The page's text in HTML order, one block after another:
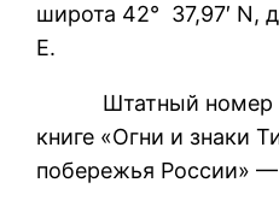
широта 42° 37,97′ N,
E.
Штатный номер
книге «Огни и знаки
побережья России»